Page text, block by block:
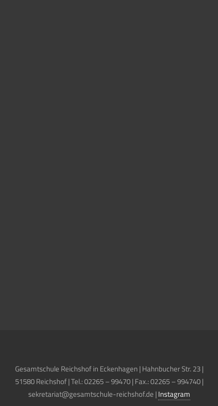
Gesamtschule Reichshof in Eckenhagen | Hahnbucher Str. 23 |
51580 Reichshof | Tel.: 02265 – 99470 | Fax.: 02265 – 994740 |
sekretariat@gesamtschule-reichshof.de |Instagram